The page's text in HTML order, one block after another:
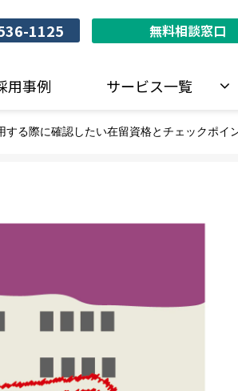
1125 無料相談窓口
用事例 サービス一覧
する際に確認したい在留資格とチェックポイ